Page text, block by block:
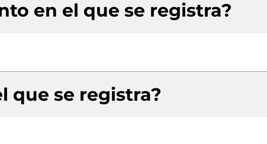
en el que se registra?
que se registra?